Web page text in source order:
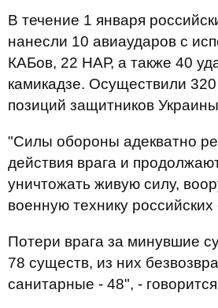
В течение 1 января
нанесли 10 авиаударов с
КАБов, 22 НАР, а также 40
камикадзе. Осуществили
позиций защитников
"Силы обороны адекватно
действия врага и
уничтожать живую силу,
военную технику российских
Потери врага за минувшие
78 существ, из них
санитарные - 48", -